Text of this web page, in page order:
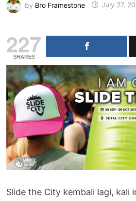
by Bro Framestone July 27,
227
SHARES
Slide the City kembali lagi, kali